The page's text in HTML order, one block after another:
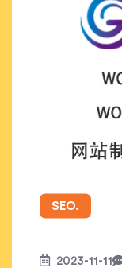
SEO.
2023-11-11